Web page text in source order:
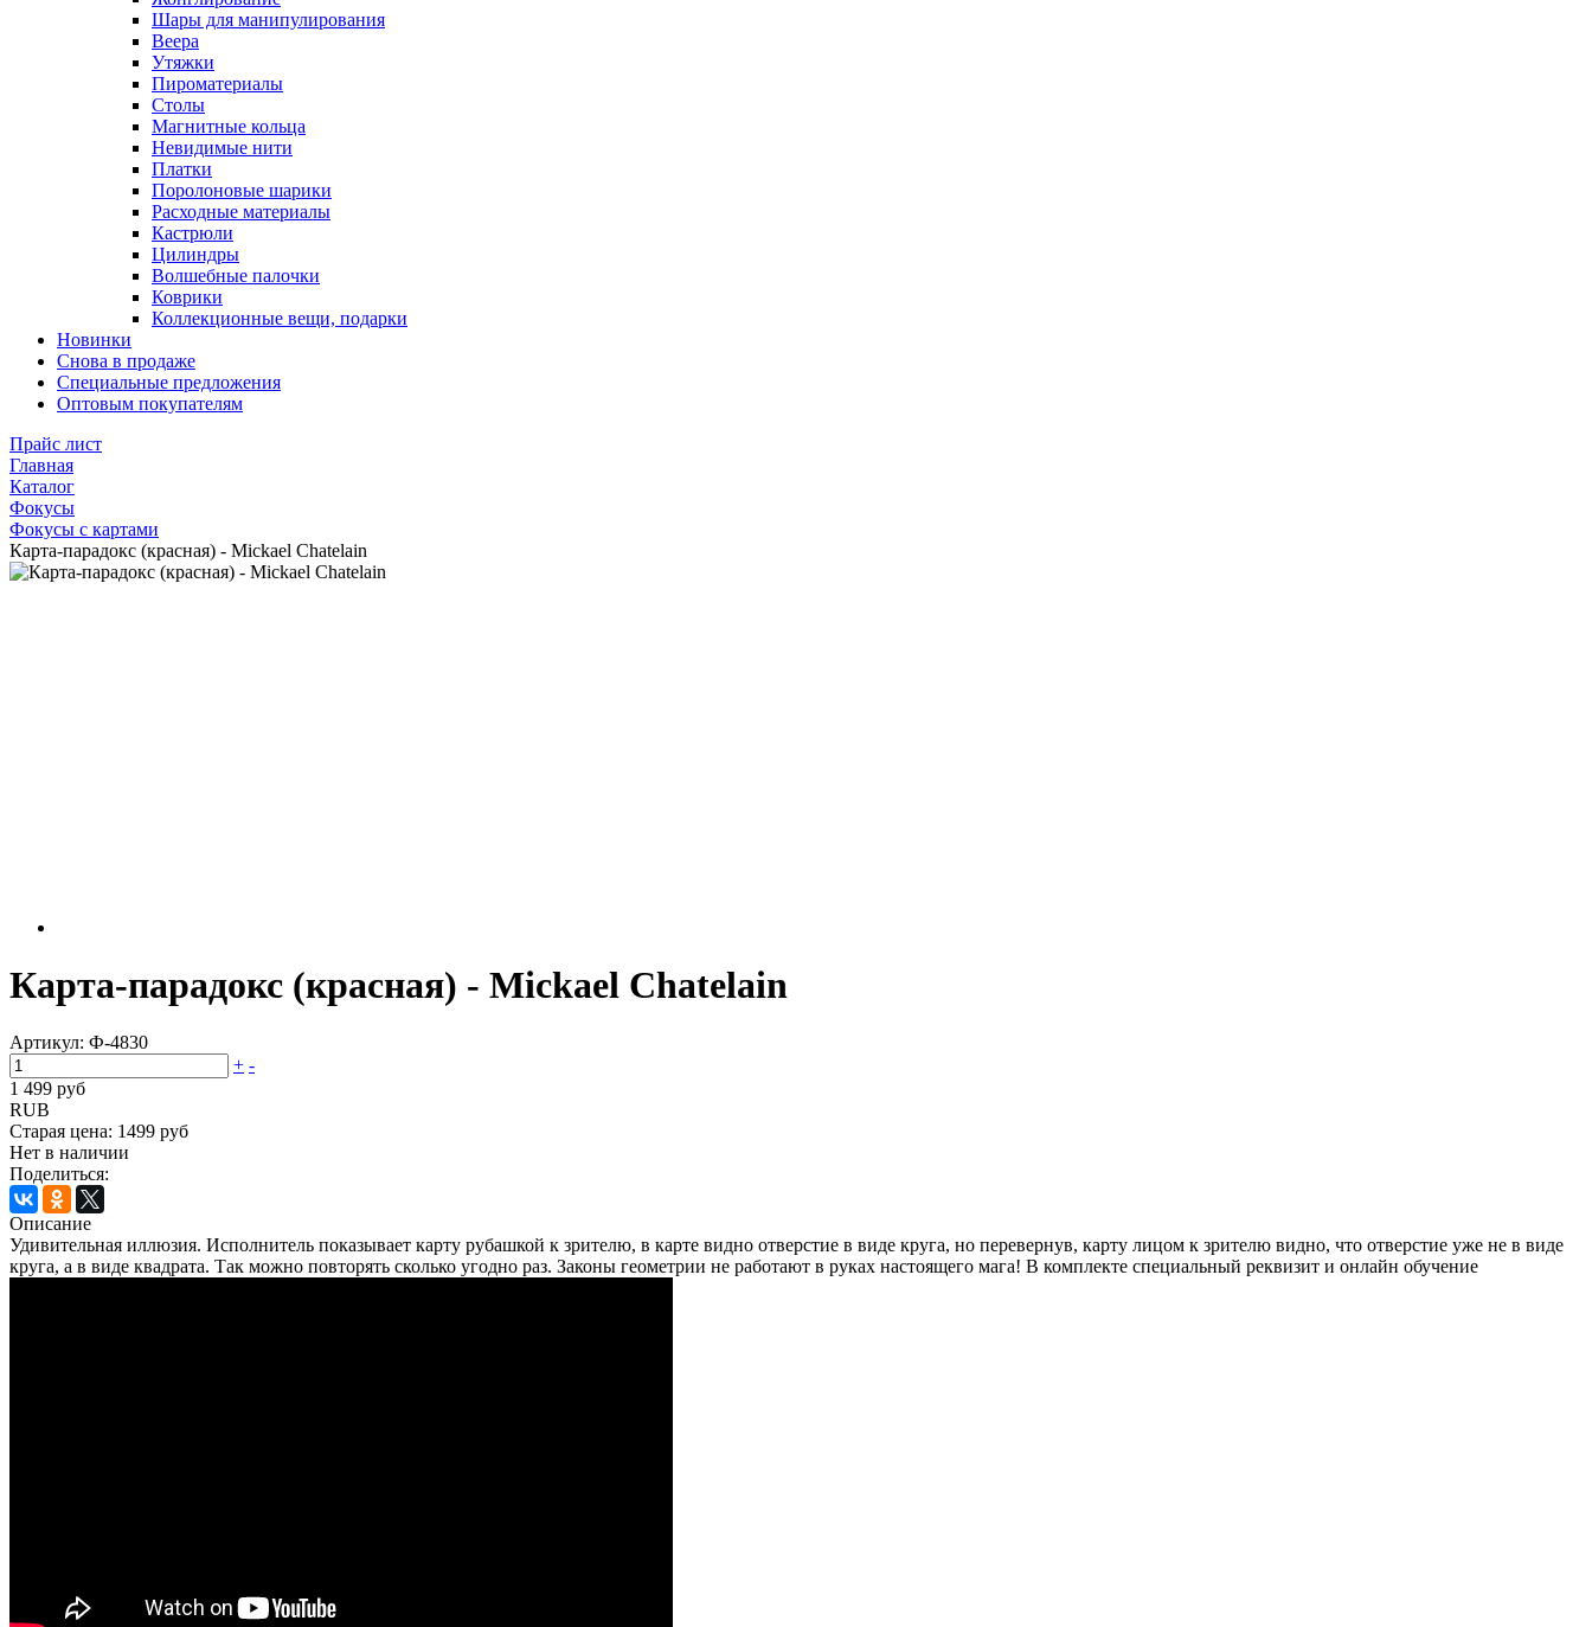
Шары для манипулирования
Веера
Утяжки
Пироматериалы
Столы
Магнитные кольца
Невидимые нити
Платки
Поролоновые шарики
Расходные материалы
Кастрюли
Цилиндры
Волшебные палочки
Коврики
Коллекционные вещи, подарки
Новинки
Снова в продаже
Специальные предложения
Оптовым покупателям
Прайс лист
Главная
Каталог
Фокусы
Фокусы с картами
Карта-парадокс (красная) - Mickael Chatelain
Карта-парадокс (красная) - Mickael Chatelain
Артикул: Ф-4830
+ -
1 499 руб
RUB
Старая цена: 1499 руб
Нет в наличии
Поделиться:
Описание
Удивительная иллюзия. Исполнитель показывает карту рубашкой к зрителю, в карте видно отверстие в виде круга, но перевернув, карту лицом к зрителю видно, что отверстие уже не в виде
круга, а в виде квадрата. Так можно повторять сколько угодно раз. Законы геометрии не работают в руках настоящего мага! В комплекте специальный реквизит и онлайн обучение